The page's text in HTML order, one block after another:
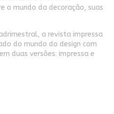
o mundo da decoração, suas
a revista impressa
do mundo do design com
duas versões: impressa e